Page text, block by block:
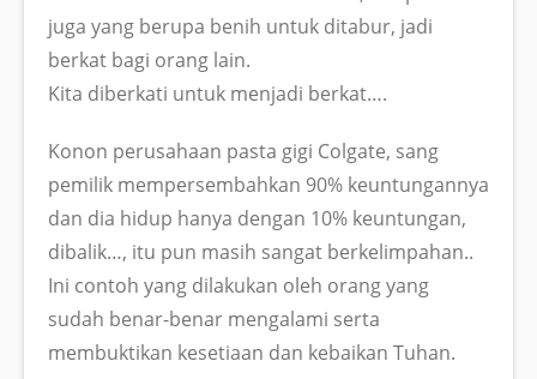
juga yang berupa benih untuk ditabur, jadi
berkat bagi orang lain.
Kita diberkati untuk menjadi berkat….
Konon perusahaan pasta gigi Colgate, sang
pemilik mempersembahkan 90% keuntungannya
dan dia hidup hanya dengan 10% keuntungan,
dibalik…, itu pun masih sangat berkelimpahan..
Ini contoh yang dilakukan oleh orang yang
sudah benar-benar mengalami serta
membuktikan kesetiaan dan kebaikan Tuhan.